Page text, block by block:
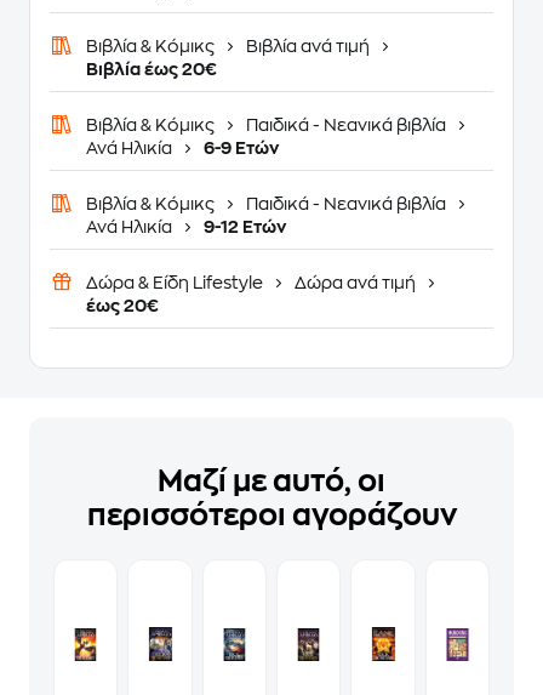
Βιβλία & Κόμικς
Βιβλία ανά τιμή
Βιβλία έως 20€
Βιβλία & Κόμικς
Παιδικά - Νεανικά βιβλία
Ανά Ηλικία
6-9 Ετών
Βιβλία & Κόμικς
Παιδικά - Νεανικά βιβλία
Ανά Ηλικία
9-12 Ετών
Δώρα & Είδη Lifestyle
Δώρα ανά τιμή
έως 20€
Μαζί με αυτό, οι
περισσότεροι αγοράζουν